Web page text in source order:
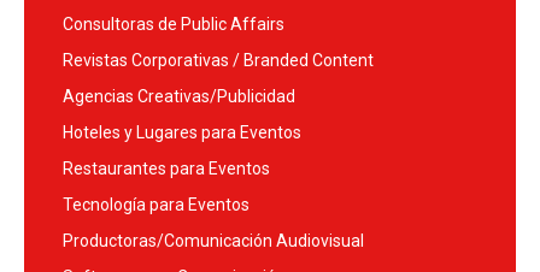
Consultoras de Public Affairs
Revistas Corporativas / Branded Content
Agencias Creativas/Publicidad
Hoteles y Lugares para Eventos
Restaurantes para Eventos
Tecnología para Eventos
Productoras/Comunicación Audiovisual